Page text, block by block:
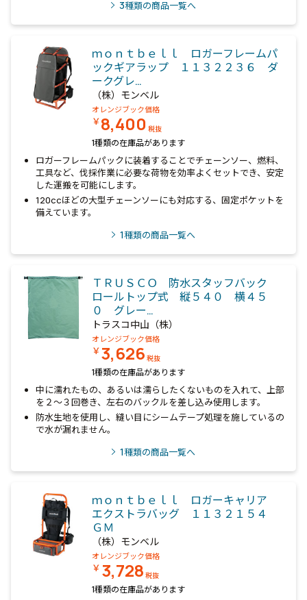
3種類の商品一覧へ
ｍｏｎｔｂｅｌｌ ロガーフレームパ
ックギアラップ １１３２２３６ ダ
ークグレ…
（株）モンベル
オレンジブック価格
￥8,400 税抜
1種類の在庫品があります
ロガーフレームパックに装着することでチェーンソー、燃料、
工具など、伐採作業に必要な荷物を効率よくセットでき、安定
した運搬を可能にします。
120ccほどの大型チェーンソーにも対応する、固定ポケットを
備えています。
1種類の商品一覧へ
ＴＲＵＳＣＯ 防水スタッフバック
ロールトップ式 縦５４０ 横４５
０ グレー…
トラスコ中山（株）
オレンジブック価格
￥3,626 税抜
1種類の在庫品があります
中に濡れたもの、あるいは濡らしたくないものを入れて、上部
を２～３回巻き、左右のバックルを差し込み使用します。
防水生地を使用し、縫い目にシームテープ処理を施しているの
で水が漏れません。
1種類の商品一覧へ
ｍｏｎｔｂｅｌｌ ロガーキャリア
エクストラバッグ １１３２１５４
ＧＭ
（株）モンベル
オレンジブック価格
￥ 3,728 税抜
1種類の在庫品があります